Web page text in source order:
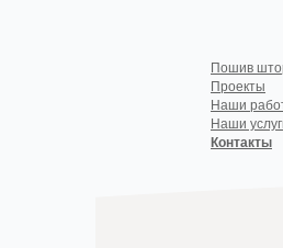
Пошив
Проекты
Наши
Наши
Контакты